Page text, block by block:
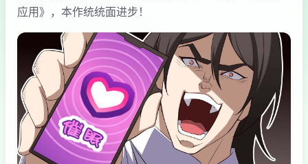
应用》，本作统统面进步！